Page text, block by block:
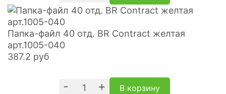
Папка-файл 40 отд. BR Contract желтая
арт.1005-040
387.2 руб
- + В корзину